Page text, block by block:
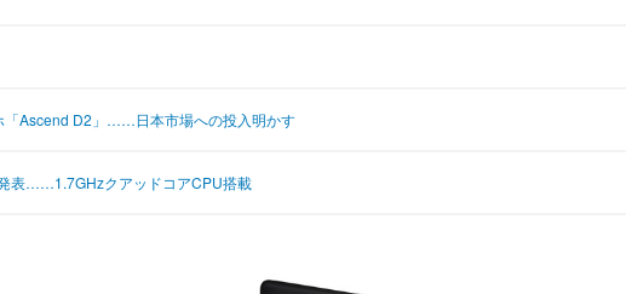
「Ascend D2」……日本市場への投入明かす
表……1.7GHzクアッドコアCPU搭載